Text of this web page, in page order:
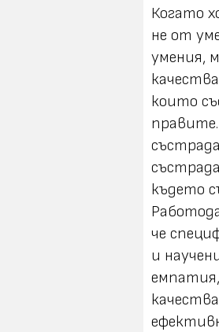
Когато
не от
умения,
които
където
че
и